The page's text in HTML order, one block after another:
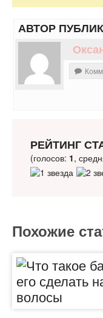
АВТОР
РЕЙТИНГ
(голосов: 1,
Похожие